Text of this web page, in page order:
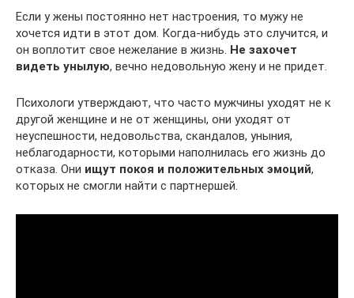
Если у жены постоянно нет настроения, то мужу не
хочется идти в этот дом. Когда-нибудь это случится, и
он воплотит свое нежелание в жизнь. Не захочет
видеть унылую, вечно недовольную жену и не придет.
Психологи утверждают, что часто мужчины уходят не к
другой женщине и не от женщины, они уходят от
неуспешности, недовольства, скандалов, уныния,
неблагодарности, которыми наполнилась его жизнь до
отказа. Они ищут покоя и положительных эмоций,
которых не смогли найти с партнершей.